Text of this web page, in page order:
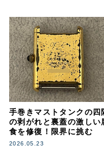
手巻きマストタンクの四
の剥がれと裏蓋の激しい
食を修復！限界に挑む
2026.05.23